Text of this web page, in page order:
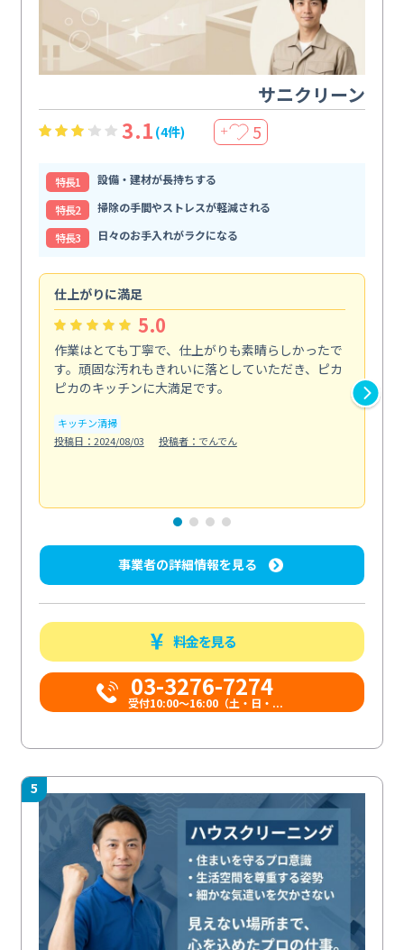
サニクリーン
3.1 (4件) ＋ 5
特⻑1
設備・建材が長持ちする
特⻑2
掃除の手間やストレスが軽減される
特⻑3
日々のお手入れがラクになる
仕上がりに満足
5.0
作業はとても丁寧で、仕上がりも素晴らしかったで
す。頑固な汚れもきれいに落としていただき、ピカ
ピカのキッチンに大満足です。
キッチン清掃
投稿日：2024/08/03
投稿者：でんでん
事業者の詳細情報を見る
料金を見る
03-3276-7274
受付10:00〜16:00（土・日・...
5